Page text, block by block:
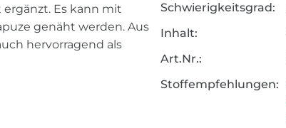
Es kann mit
genäht werden. Aus
hervorragend als
Schwierigkeitsgrad:
Inhalt:
Art.Nr.:
Stoffempfehlungen: